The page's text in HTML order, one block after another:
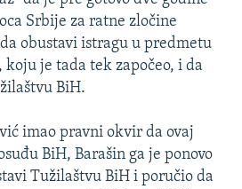
Srbije za ratne zločine
obustavi istragu u predmetu
je tada tek započeo, i da
BiH.
imao pravni okvir da ovaj
BiH, Barašin ga je ponovo
Tužilaštvu BiH i poručio da